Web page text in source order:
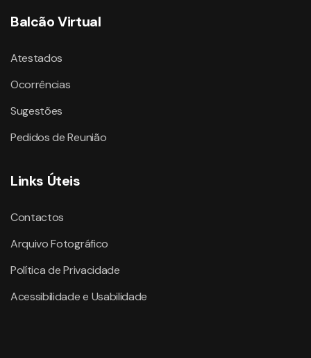
Balcão Virtual
Atestados
Ocorrências
Sugestões
Pedidos de Reunião
Links Úteis
Contactos
Arquivo Fotográfico
Política de Privacidade
Acessibilidade e Usabilidade